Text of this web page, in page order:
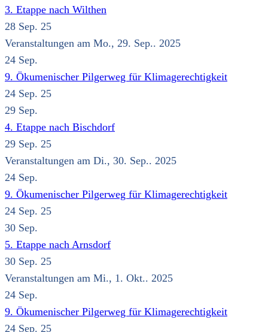
3. Etappe nach Wilthen
28 Sep. 25
Veranstaltungen am Mo., 29. Sep.. 2025
24 Sep.
9. Ökumenischer Pilgerweg für Klimagerechtigkeit
24 Sep. 25
29 Sep.
4. Etappe nach Bischdorf
29 Sep. 25
Veranstaltungen am Di., 30. Sep.. 2025
24 Sep.
9. Ökumenischer Pilgerweg für Klimagerechtigkeit
24 Sep. 25
30 Sep.
5. Etappe nach Arnsdorf
30 Sep. 25
Veranstaltungen am Mi., 1. Okt.. 2025
24 Sep.
9. Ökumenischer Pilgerweg für Klimagerechtigkeit
24 Sep. 25